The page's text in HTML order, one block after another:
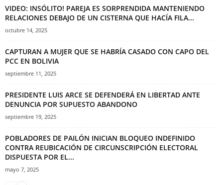
VIDEO: INSÓLITO! PAREJA ES SORPRENDIDA MANTENIENDO
RELACIONES DEBAJO DE UN CISTERNA QUE HACÍA FILA...
octubre 14, 2025
CAPTURAN A MUJER QUE SE HABRÍA CASADO CON CAPO DEL
PCC EN BOLIVIA
septiembre 11, 2025
PRESIDENTE LUIS ARCE SE DEFENDERÁ EN LIBERTAD ANTE
DENUNCIA POR SUPUESTO ABANDONO
septiembre 19, 2025
POBLADORES DE PAILÓN INICIAN BLOQUEO INDEFINIDO
CONTRA REUBICACIÓN DE CIRCUNSCRIPCIÓN ELECTORAL
DISPUESTA POR EL...
mayo 7, 2025